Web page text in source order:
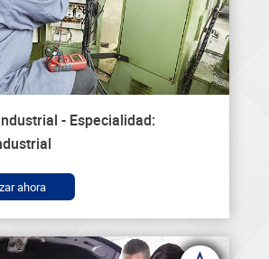
- Especialidad:
ahora